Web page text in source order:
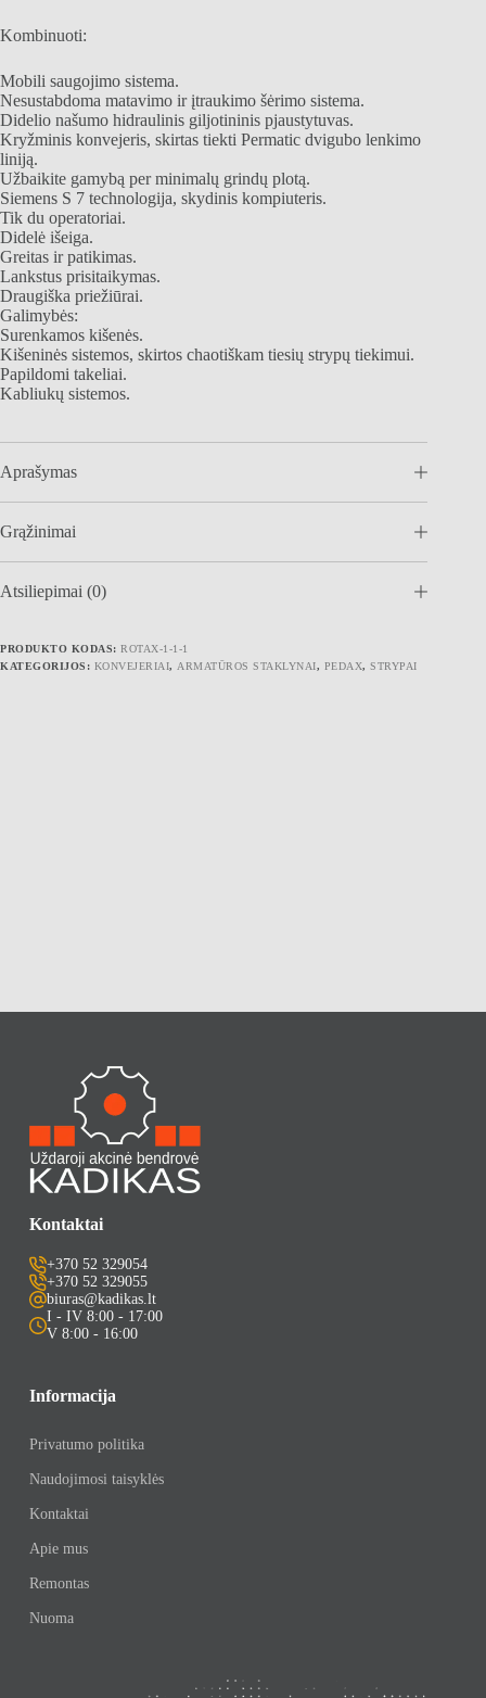
Kombinuoti:
Mobili saugojimo sistema.
Nesustabdoma matavimo ir įtraukimo šėrimo sistema.
Didelio našumo hidraulinis giljotininis pjaustytuvas.
Kryžminis konvejeris, skirtas tiekti Permatic dvigubo lenkimo
liniją.
Užbaikite gamybą per minimalų grindų plotą.
Siemens S 7 technologija, skydinis kompiuteris.
Tik du operatoriai.
Didelė išeiga.
Greitas ir patikimas.
Lankstus prisitaikymas.
Draugiška priežiūrai.
Galimybės:
Surenkamos kišenės.
Kišeninės sistemos, skirtos chaotiškam tiesių strypų tiekimui.
Papildomi takeliai.
Kabliukų sistemos.
Aprašymas
Grąžinimai
Atsiliepimai (0)
PRODUKTO KODAS: ROTAX-1-1-1
KATEGORIJOS: KONVEJERIAI, ARMATŪROS STAKLYNAI, PEDAX, STRYPAI
Informacija
Privatumo politika
Naudojimosi taisyklės
Kontaktai
Apie mus
Remontas
Nuoma
Kontaktai
+370 52 329054
+370 52 329055
biuras@kadikas.lt
I - IV 8:00 - 17:00
V 8:00 - 16:00